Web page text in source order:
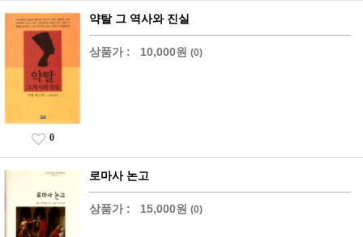
약탈 그 역사와 진실
상품가 : 10,000원 (0)
0
로마사 논고
상품가 : 15,000원 (0)